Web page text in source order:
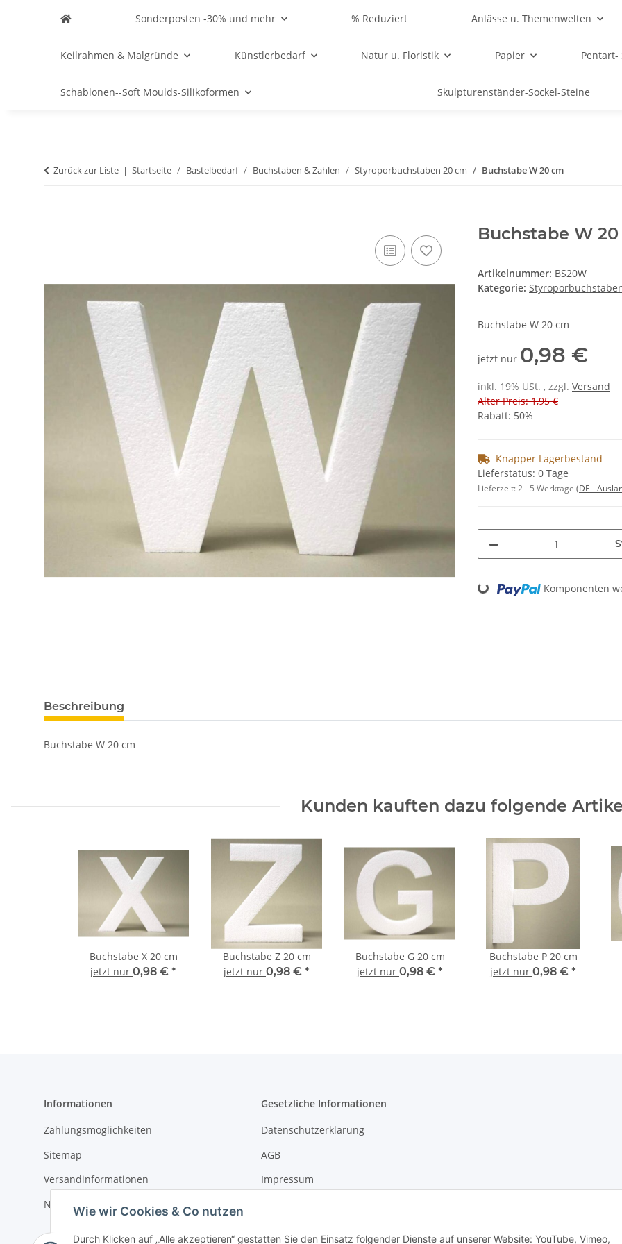
Wie wir Cookies & Co nutzen
Durch Klicken auf „Alle akzeptieren“ gestatten Sie den Einsatz folgender Dienste auf unserer Website: YouTube, Vimeo,
Sonderposten -30% und mehr % Reduziert Anlässe u. Themenwelten
Keilrahmen & Malgründe Künstlerbedarf Natur u. Floristik Papier Pentart-
Schablonen--Soft Moulds-Silikoformen Skulpturenständer-Sockel-Steine
Zurück zur Liste Startseite Bastelbedarf Buchstaben & Zahlen Styroporbuchstaben 20 cm Buchstabe W 20 cm
Buchstabe W
Artikelnummer: BS20W
Kategorie:
Buchstabe W 20 cm
jetzt nur 0,98 €
inkl. 19% USt. , zzgl. Versand
Alter Preis: 1,95 €
Rabatt: 50%
Knapper Lagerbestand
Lieferstatus: 0 Tage
Lieferzeit:2 - 5 Werktage (DE -
Loading... Komponenten
Beschreibung
Buchstabe W 20 cm
Kunden kauften dazu folgende
Buchstabe X 20 cm
jetzt nur 0,98 € *
Buchstabe Z 20 cm
jetzt nur 0,98 € *
Buchstabe G 20 cm
jetzt nur 0,98 € *
Buchstabe P 20 cm
jetzt nur 0,98 € *
Informationen
Zahlungsmöglichkeiten
Sitemap
Versandinformationen
Newsletter
Gesetzliche Informationen
Datenschutzerklärung
AGB
Impressum